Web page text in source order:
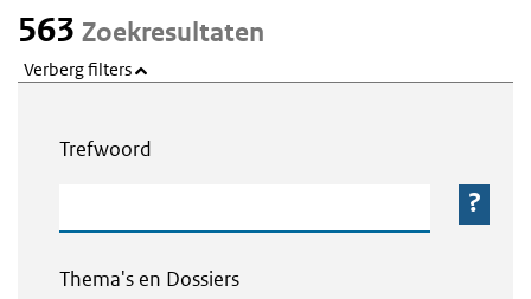
563 Zoekresultaten
Verberg filters
Trefwoord
Thema's en Dossiers